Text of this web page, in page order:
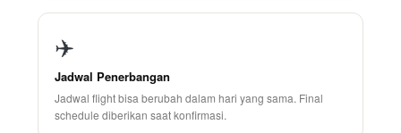
✈️
Jadwal Penerbangan
Jadwal flight bisa berubah dalam hari yang sama. Final
schedule diberikan saat konfirmasi.